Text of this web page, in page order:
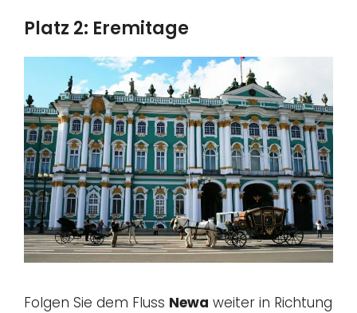
Platz 2: Eremitage
Folgen Sie dem Fluss Newa weiter in Richtung